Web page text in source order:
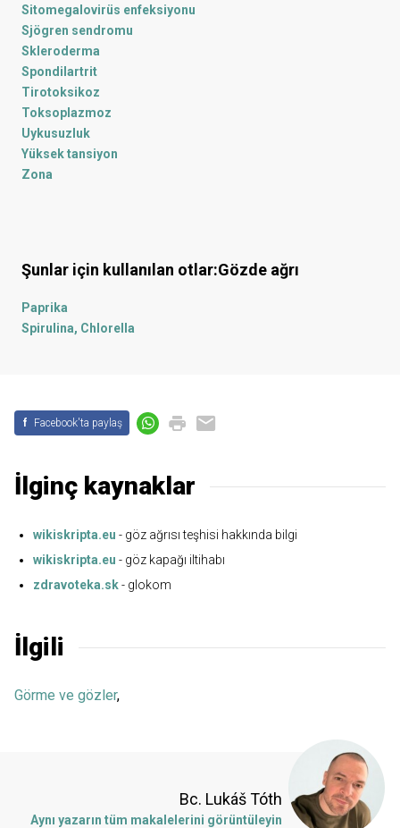
Sitomegalovirüs enfeksiyonu
Sjögren sendromu
Skleroderma
Spondilartrit
Tirotoksikoz
Toksoplazmoz
Uykusuzluk
Yüksek tansiyon
Zona
Şunlar için kullanılan otlar:Gözde ağrı
Paprika
Spirulina, Chlorella
f Facebook'ta paylaş
İlginç kaynaklar
wikiskripta.eu - göz ağrısı teşhisi hakkında bilgi
wikiskripta.eu - göz kapağı iltihabı
zdravoteka.sk- glokom
İlgili
Görme ve gözler,
Bc. Lukáš Tóth
Aynı yazarın tüm makalelerini görüntüleyin